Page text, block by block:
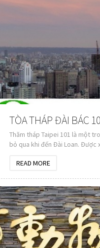
TÒA THÁP ĐÀI BÁC
Thăm tháp Taipei 101 là một
bỏ qua khi đến Đài Loan.
READ MORE